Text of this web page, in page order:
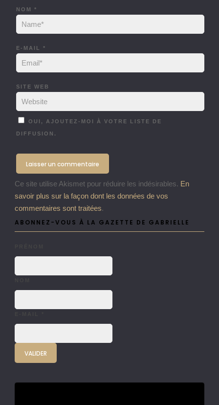
NOM *
E-MAIL *
SITE WEB
OUI, AJOUTEZ-MOI À VOTRE LISTE DE
DIFFUSION.
Ce site utilise Akismet pour réduire les indésirables. En
savoir plus sur la façon dont les données de vos
commentaires sont traitées.
ABONNEZ-VOUS À LA GAZETTE DE GABRIELLE